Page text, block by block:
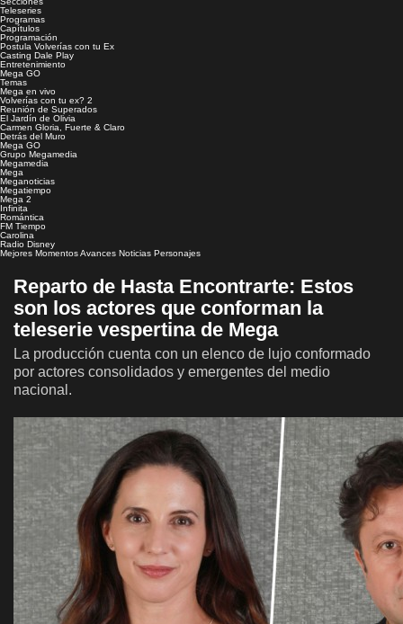
Teleseries
Programas
Capítulos
Programación
Postula Volverías con tu Ex
Casting Dale Play
Entretenimiento
Mega GO
Temas
Mega en vivo
Volverías con tu ex? 2
Reunión de Superados
El Jardín de Olivia
Carmen Gloria, Fuerte & Claro
Detrás del Muro
Mega GO
Grupo Megamedia
Megamedia
Mega
Meganoticias
Megatiempo
Mega 2
Infinita
Romántica
FM Tiempo
Carolina
Radio Disney
Mejores MomentosAvances Noticias Personajes
Reparto de Hasta Encontrarte: Estos
son los actores que conforman la
teleserie vespertina de Mega
La producción cuenta con un elenco de lujo conformado
por actores consolidados y emergentes del medio
nacional.